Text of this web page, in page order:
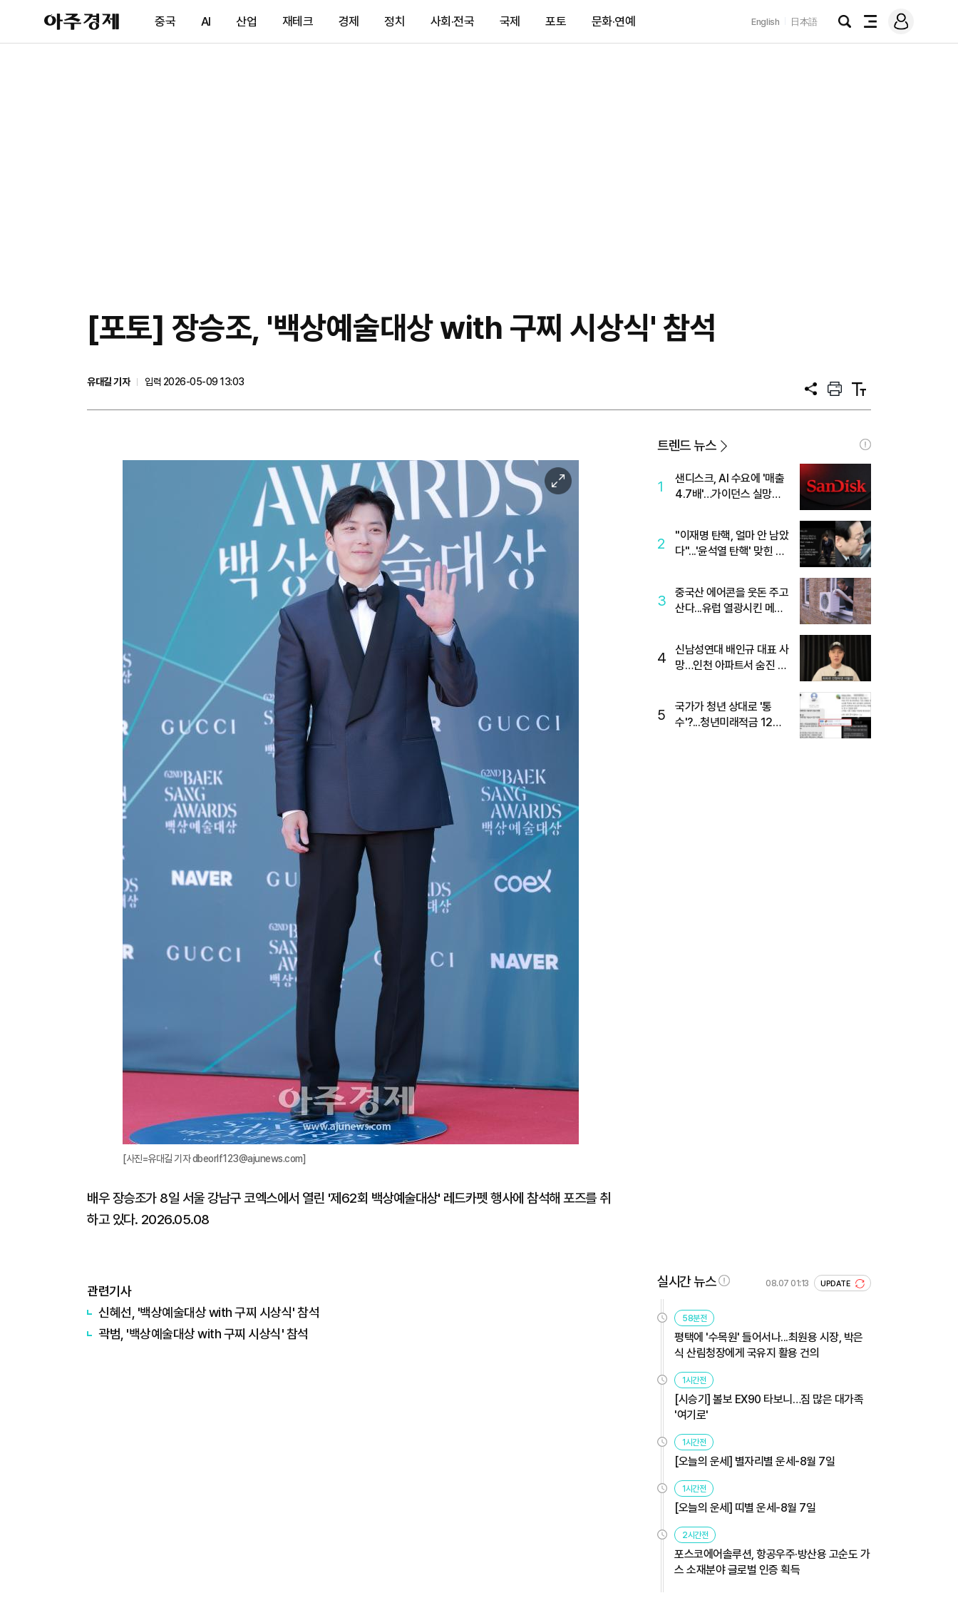
아
주
제
중국 AI 산업 재테크 경제 정치 사회·전국 국제 포토 문화·연예 English 日本語
검
전
메
그
[포토] 장승조, '백상예술대상 with 구찌 시상식' 참석
유대길 기자
입력 2026-05-09 13:03
공
프
트
텍
트
이
미
[사진=유대길 기자 dbeorlf123@ajunews.com]
배우 장승조가 8일 서울 강남구 코엑스에서 열린 '제62회 백상예술대상' 레드카펫 행사에 참석해 포즈를 취
하고 있다. 2026.05.08
관련기사
신혜선, '백상예술대상 with 구찌 시상식' 참석
곽범, '백상예술대상 with 구찌 시상식' 참석
트렌드 뉴스
1
샌디스크, AI 수요에 '매출
4.7배'…가이던스 실망에
2
"이재명 탄핵, 얼마 안 남았
다"...'윤석열 탄핵' 맞힌 무
3
중국산 에어콘을 웃돈 주고
산다...유럽 열광시킨 메이
4
신남성연대 배인규 대표 사
망…인천 아파트서 숨진 채
5
국가가 청년 상대로 '통
수'?...청년미래적금 12%
실시간 뉴스 08.07 01:13 UPDATE
58분전
평택에 '수목원' 들어서나...최원용 시장, 박은
식 산림청장에게 국유지 활용 건의
1시간전
[시승기] 볼보 EX90 타보니…짐 많은 대가족
'여기로'
1시간전
[오늘의 운세] 별자리별 운세-8월 7일
1시간전
[오늘의 운세] 띠별 운세-8월 7일
2시간전
포스코에어솔루션, 항공우주·방산용 고순도 가
스 소재분야 글로벌 인증 획득